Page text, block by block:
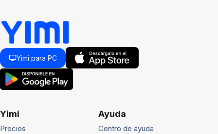
Yimi para PC
Yimi
Precios
Ayuda
Centro de ayuda